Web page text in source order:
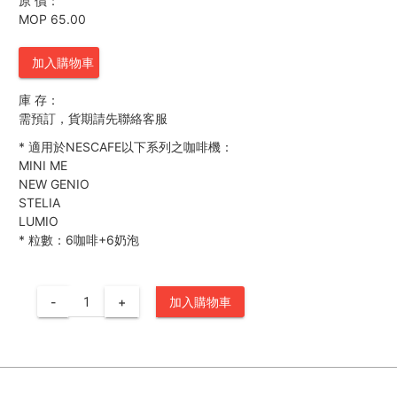
MOP 65.00
加入購物車
庫 存：
需預訂，貨期請先聯絡客服
* 適用於NESCAFE以下系列之咖啡機：
MINI ME
NEW GENIO
STELIA
LUMIO
* 粒數：6咖啡+6奶泡
- + 加入購物車